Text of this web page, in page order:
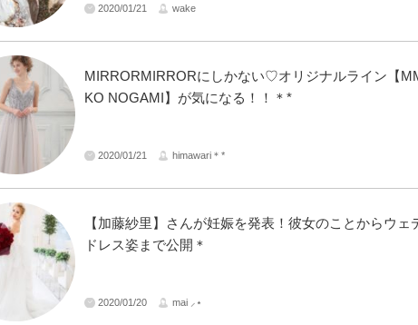
2020/01/21 wake
MIRRORMIRRORにしかない♡オリジナルライン【
KO NOGAMI】が気になる！！＊*
2020/01/21 himawari＊*
【加藤紗里】さんが妊娠を発表！彼女のことからウェ
ドレス姿まで公開＊
2020/01/20 mai ⸝⋆